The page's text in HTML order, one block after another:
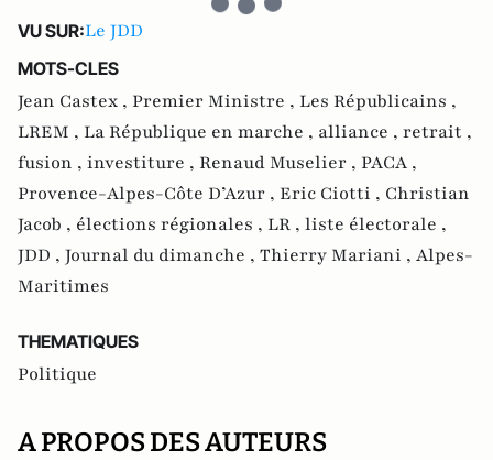
VU SUR:Le JDD
MOTS-CLES
Jean Castex , Premier Ministre , Les Républicains ,
LREM , La République en marche , alliance , retrait ,
fusion , investiture , Renaud Muselier , PACA ,
Provence-Alpes-Côte D’Azur , Eric Ciotti , Christian
Jacob , élections régionales , LR , liste électorale ,
JDD , Journal du dimanche , Thierry Mariani , Alpes-
Maritimes
THEMATIQUES
Politique
A PROPOS DES AUTEURS